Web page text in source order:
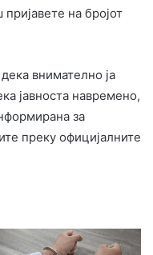
на бројот
внимателно ја
јавноста навремено,
за
преку официјалните